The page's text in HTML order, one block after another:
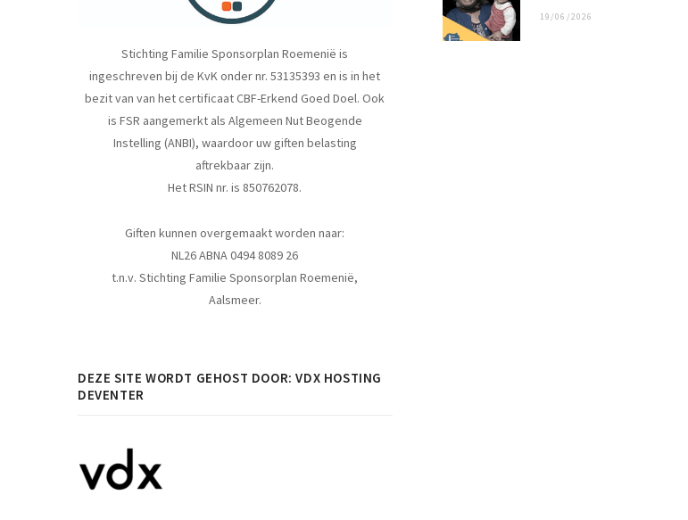
Stichting Familie Sponsorplan Roemenië is
ingeschreven bij de KvK onder nr. 53135393 en is in het
bezit van van het certificaat CBF-Erkend Goed Doel. Ook
is FSR aangemerkt als Algemeen Nut Beogende
Instelling (ANBI), waardoor uw giften belasting
aftrekbaar zijn.
Het RSIN nr. is 850762078.
Giften kunnen overgemaakt worden naar:
NL26 ABNA 0494 8089 26
t.n.v. Stichting Familie Sponsorplan Roemenië,
Aalsmeer.
19/06/2026
DEZE SITE WORDT GEHOST DOOR: VDX HOSTING
DEVENTER